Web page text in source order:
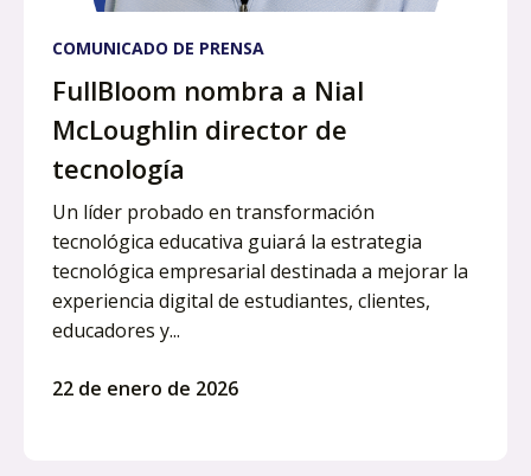
COMUNICADO DE PRENSA
FullBloom nombra a Nial
McLoughlin director de
tecnología
Un líder probado en transformación
tecnológica educativa guiará la estrategia
tecnológica empresarial destinada a mejorar la
experiencia digital de estudiantes, clientes,
educadores y...
22 de enero de 2026